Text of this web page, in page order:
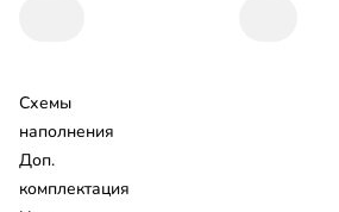
Схемы
наполнения
Доп.
комплектация